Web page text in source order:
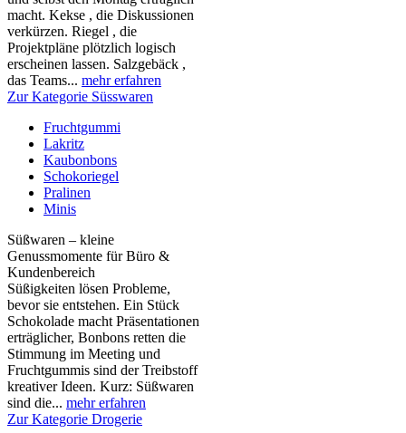
macht. Kekse , die Diskussionen
verkürzen. Riegel , die
Projektpläne plötzlich logisch
erscheinen lassen. Salzgebäck ,
das Teams... mehr erfahren
Zur Kategorie Süsswaren
Fruchtgummi
Lakritz
Kaubonbons
Schokoriegel
Pralinen
Minis
Süßwaren – kleine
Genussmomente für Büro &
Kundenbereich
Süßigkeiten lösen Probleme,
bevor sie entstehen. Ein Stück
Schokolade macht Präsentationen
erträglicher, Bonbons retten die
Stimmung im Meeting und
Fruchtgummis sind der Treibstoff
kreativer Ideen. Kurz: Süßwaren
sind die... mehr erfahren
Zur Kategorie Drogerie